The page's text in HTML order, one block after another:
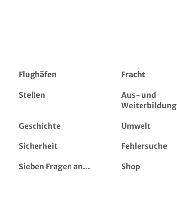
Flughäfen Fracht
Stellen
Aus- und
Weiterbildung
Geschichte Umwelt
Sicherheit Fehlersuche
Sieben Fragen an... Shop